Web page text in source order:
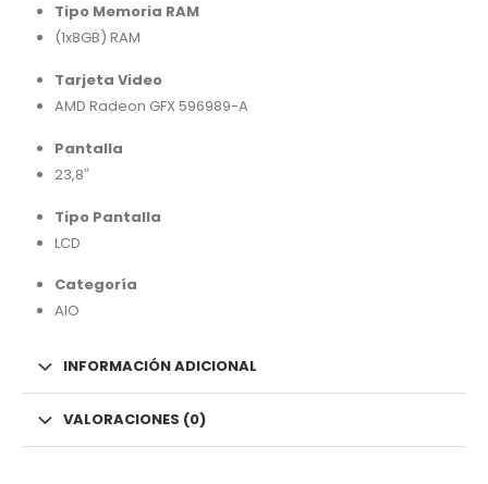
Tipo Memoria RAM
(1x8GB) RAM
Tarjeta Video
AMD Radeon GFX 596989-A
Pantalla
23,8″
Tipo Pantalla
LCD
Categoría
AIO
INFORMACIÓN ADICIONAL
VALORACIONES (0)